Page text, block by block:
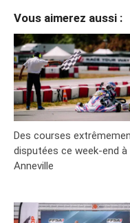
Vous aimerez aussi :
Des courses
disputées ce week-end à
Anneville